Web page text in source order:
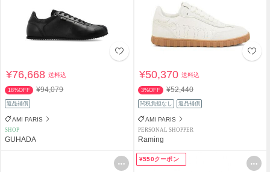
¥76,668送料込
18%OFF ¥94,079
返品補償
AMI PARIS
SHOP
GUHADA
¥50,370送料込
3%OFF ¥52,440
関税負担なし 返品補償
AMI PARIS
PERSONAL SHOPPER
Raming
¥550クーポン